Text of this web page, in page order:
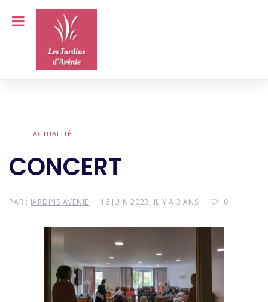
ACTUALITÉ
CONCERT
PAR : JARDINS AVENIE 16 JUIN 2023, IL Y A 3 ANS 0